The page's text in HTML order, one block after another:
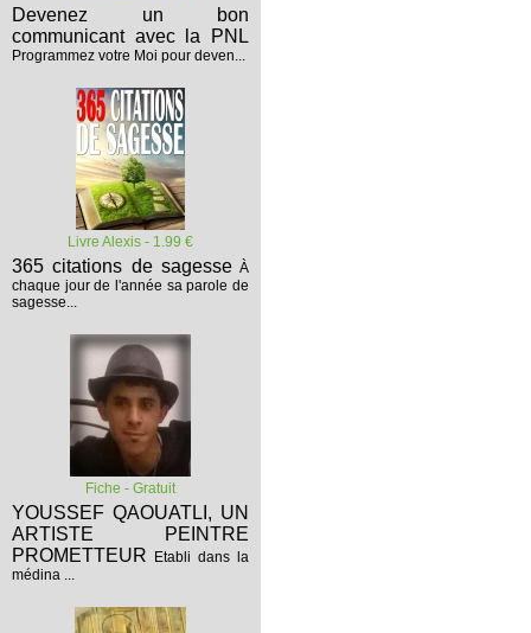
Devenez un bon
communicant avec la PNL
Programmez votre Moi pour deven...
Livre Alexis - 1.99 €
365 citations de sagesse À
chaque jour de l'année sa parole de
sagesse...
Fiche - Gratuit
YOUSSEF QAOUATLI, UN
ARTISTE PEINTRE
PROMETTEUR
Etabli dans la
médina ...